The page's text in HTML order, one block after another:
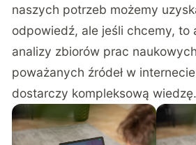
naszych potrzeb możemy
odpowiedź, ale jeśli chcemy, to
analizy zbiorów prac
poważanych źródeł w
dostarczy kompleksową wiedzę.